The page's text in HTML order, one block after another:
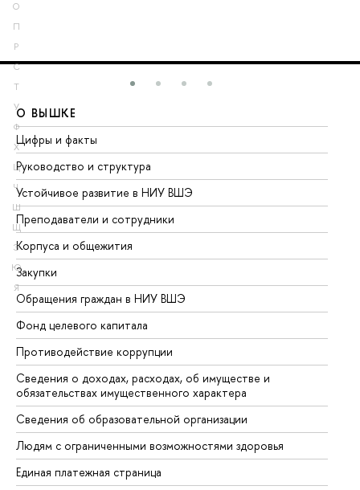
О
П
Р
С
Т
У
Ф
Х
Ц
Ч
Ш
Щ
Э
Ю
Я
О ВЫШКЕ
Цифры и факты
Руководство и структура
Устойчивое развитие в НИУ ВШЭ
Преподаватели и сотрудники
Корпуса и общежития
Закупки
Обращения граждан в НИУ ВШЭ
Фонд целевого капитала
Противодействие коррупции
Сведения о доходах, расходах, об имуществе и
обязательствах имущественного характера
Сведения об образовательной организации
Людям с ограниченными возможностями здоровья
Единая платежная страница